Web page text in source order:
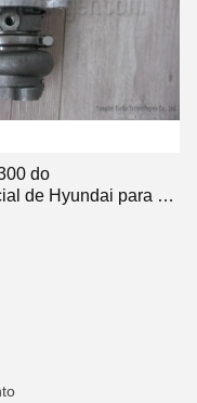
do
de Hyundai para o